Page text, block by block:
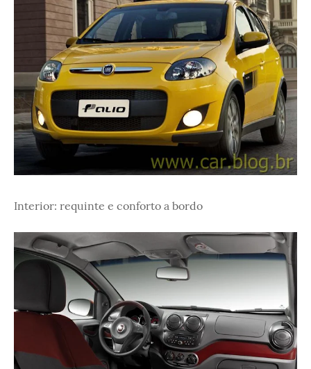
Interior: requinte e conforto a bordo